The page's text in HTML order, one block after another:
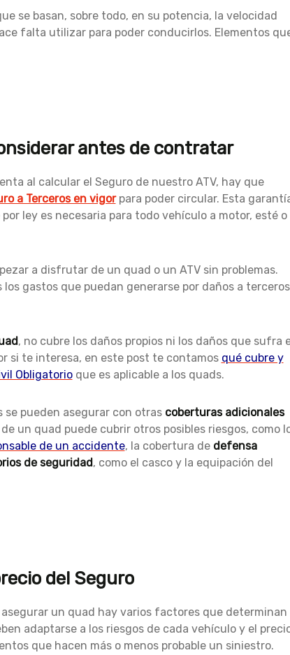
se basan, sobre todo, en su potencia, la velocidad
falta utilizar para poder conducirlos. Elementos
antes de contratar
al calcular el Seguro de nuestro ATV, hay que
a Terceros en vigorpara poder circular. Esta
ley es necesaria para todo vehículo a motor, esté o
a disfrutar de un quad o un ATV sin problemas.
gastos que puedan generarse por daños a terceros
, no cubre los daños propios ni los daños que sufra
si te interesa, en este post te contamos qué cubre y
Obligatorioque es aplicable a los quads.
se pueden asegurar con otras coberturas adicionales
un quad puede cubrir otros posibles riesgos, como
de un accidente, la cobertura de defensa
de seguridad, como el casco y la equipación del
del Seguro
un quad hay varios factores que determinan
adaptarse a los riesgos de cada vehículo y el
que hacen más o menos probable un siniestro.